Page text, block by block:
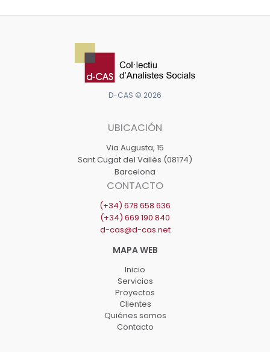
D-CAS © 2026
UBICACIÓN
Via Augusta, 15
Sant Cugat del Vallès (08174)
Barcelona
CONTACTO
(+34) 678 658 636
(+34) 669 190 840
d-cas@d-cas.net
Inicio
Servicios
Proyectos
Clientes
Quiénes somos
Contacto